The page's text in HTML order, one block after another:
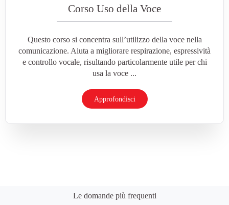
Corso Uso della Voce
Questo corso si concentra sull’utilizzo della voce nella
comunicazione. Aiuta a migliorare respirazione, espressività
e controllo vocale, risultando particolarmente utile per chi
usa la voce ...
Approfondisci
Le domande più frequenti